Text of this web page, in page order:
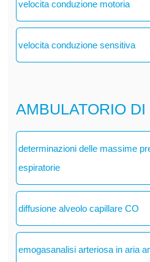
velocita conduzione motoria
velocita conduzione sensitiva
AMBULATORIO
determinazioni delle massime
espiratorie
diffusione alveolo capillare CO
emogasanalisi arteriosa in aria